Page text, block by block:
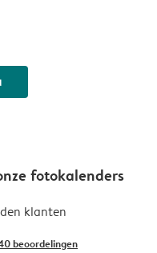
fotokalenders
klanten
beoordelingen